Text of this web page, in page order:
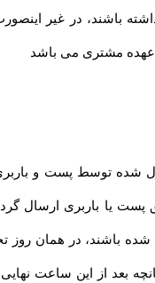
باشند، در غیر
عهده مشتری می باشد
شده توسط پست و
یا باربری ارسال
۱۲ نهایی شده باشند، در همان
بعد از این ساعت